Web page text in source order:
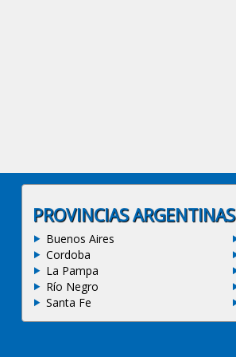
PROVINCIAS ARGENTINAS
Buenos Aires
Cordoba
La Pampa
Río Negro
Santa Fe